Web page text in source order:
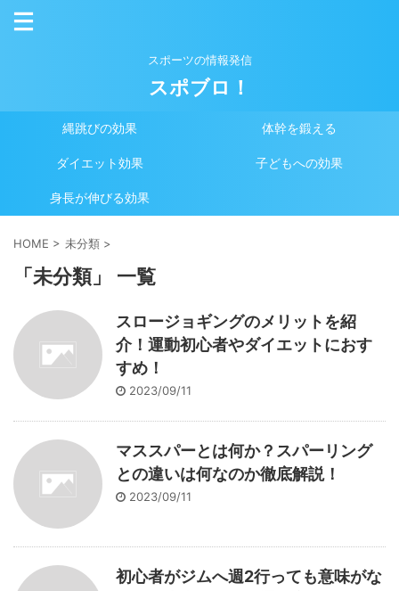
スポーツの情報発信
スポブロ！
縄跳びの効果 体幹を鍛える
ダイエット効果 子どもへの効果
身長が伸びる効果
HOME > 未分類 >
「未分類」 一覧
スロージョギングのメリットを紹
介！運動初心者やダイエットにおす
すめ！
2023/09/11
マススパーとは何か？スパーリング
との違いは何なのか徹底解説！
2023/09/11
初心者がジムへ週2行っても意味がな